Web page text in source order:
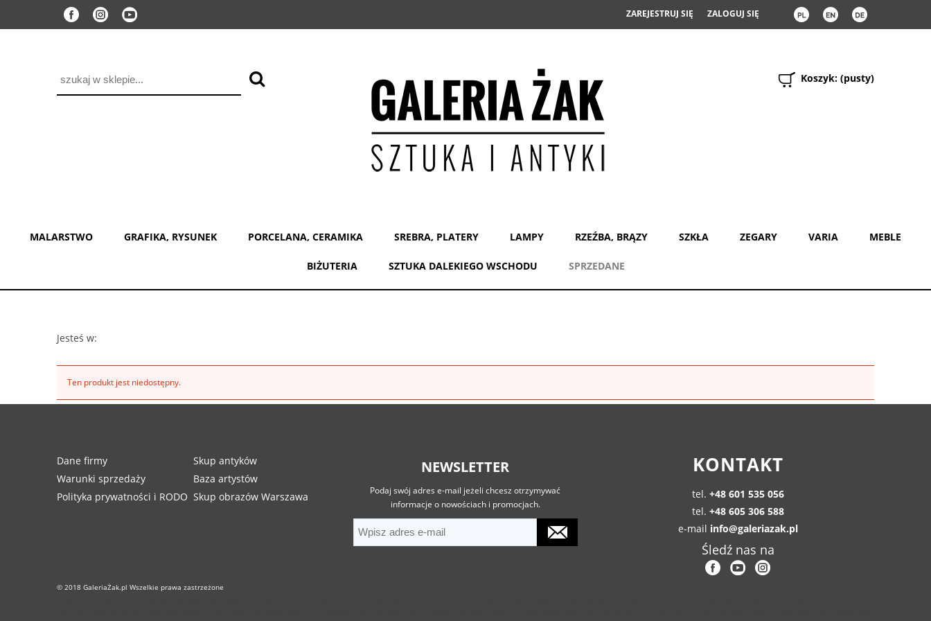
ZAREJESTRUJ SIĘ ZALOGUJ SIĘ
Koszyk: (pusty)
MALARSTWO GRAFIKA, RYSUNEK PORCELANA, CERAMIKA SREBRA, PLATERY LAMPY RZEŹBA, BRĄZY SZKŁA ZEGARY VARIA MEBLE
BIŻUTERIA SZTUKA DALEKIEGO WSCHODU SPRZEDANE
Jesteś w:
Ten produkt jest niedostępny.
Dane firmy
Warunki sprzedaży
Polityka prywatności i RODO
Skup antyków
Baza artystów
Skup obrazów Warszawa
NEWSLETTER
Podaj swój adres e-mail jeżeli chcesz otrzymywać
informacje o nowościach i promocjach.
KONTAKT
tel. +48 601 535 056
tel. +48 605 306 588
e-mail info@galeriazak.pl
Śledź nas na
© 2018 GaleriaŻak.pl Wszelkie prawa zastrzeżone